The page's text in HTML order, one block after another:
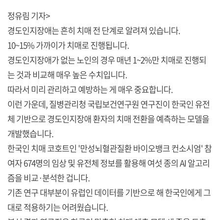
정유림 기자>
경도인지장애는 흔히 치매 전 단계로 알려져 있습니다.
10~15% 가까이가 치매로 진행됩니다.
경도인지장애가 없는 노인의 경우 매년 1~2%만 치매로 진행되
는 것과 비교해 매우 높은 수치입니다.
따라서 미리 관리하고 예방하는 게 매우 중요합니다.
이런 가운데, 질병관리청 국립보건연구원 연구진이 한국인 유전
체 기반으로 경도인지장애 환자의 치매 전환을 예측하는 모델을
개발했습니다.
한국인 치매 코호트인 '만성뇌혈관질환 바이오뱅크 컨소시엄' 참
여자 674명의 임상 및 유전체 정보를 활용해 여섯 종의 AI 알고리
즘을 비교·분석한 겁니다.
기존 연구 대부분이 유럽인 데이터를 기반으로 해 한국인에게 그
대로 적용하기는 어려웠습니다.